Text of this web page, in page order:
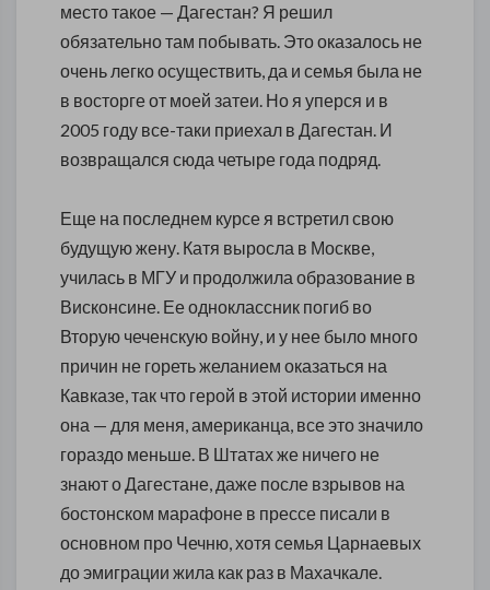
место такое — Дагестан? Я решил
обязательно там побывать. Это оказалось не
очень легко осуществить, да и семья была не
в восторге от моей затеи. Но я уперся и в
2005 году все-таки приехал в Дагестан. И
возвращался сюда четыре года подряд.
Еще на последнем курсе я встретил свою
будущую жену. Катя выросла в Москве,
училась в МГУ и продолжила образование в
Висконсине. Ее одноклассник погиб во
Вторую чеченскую войну, и у нее было много
причин не гореть желанием оказаться на
Кавказе, так что герой в этой истории именно
она — для меня, американца, все это значило
гораздо меньше. В Штатах же ничего не
знают о Дагестане, даже после взрывов на
бостонском марафоне в прессе писали в
основном про Чечню, хотя семья Царнаевых
до эмиграции жила как раз в Махачкале.